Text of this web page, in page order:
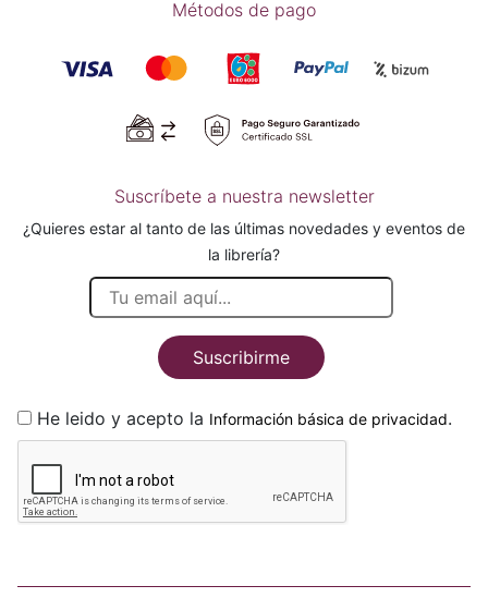
Métodos de pago
Suscríbete a nuestra newsletter
¿Quieres estar al tanto de las últimas novedades y eventos de
la librería?
Suscribirme
He leido y acepto la Información básica de privacidad.